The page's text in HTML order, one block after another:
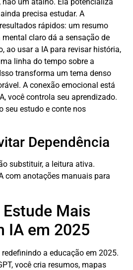
precisa estudar. A
rápidos: um resumo
claro dá a sensação de
ao usar a IA para revisar história,
linha do tempo sobre a
transforma um tema denso
A conexão emocional está
você controla seu aprendizado.
seu estudo e conte nos
Dependência
substituir, a leitura ativa.
com anotações manuais para
Mais
IA em 2025
redefinindo a educação em 2025.
você cria resumos, mapas